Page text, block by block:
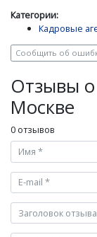
Категории:
Кадровые
Сообщить об
Отзывы
Москве
0 отзывов